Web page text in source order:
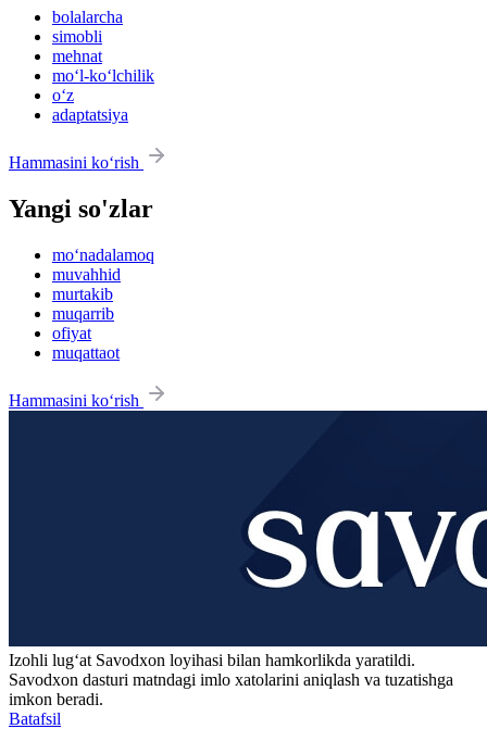
bolalarcha
simobli
mehnat
mo‘l-ko‘lchilik
o‘z
adaptatsiya
Hammasini ko‘rish
Yangi so'zlar
mo‘nadalamoq
muvahhid
murtakib
muqarrib
ofiyat
muqattaot
Hammasini ko‘rish
Izohli lugʻat Savodxon loyihasi bilan hamkorlikda yaratildi.
Savodxon dasturi matndagi imlo xatolarini aniqlash va tuzatishga
imkon beradi.
Batafsil